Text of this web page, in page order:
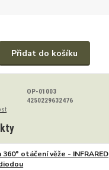
Přidat do košíku
OP-01003
4250229632476
otáčení věže - INFRARED